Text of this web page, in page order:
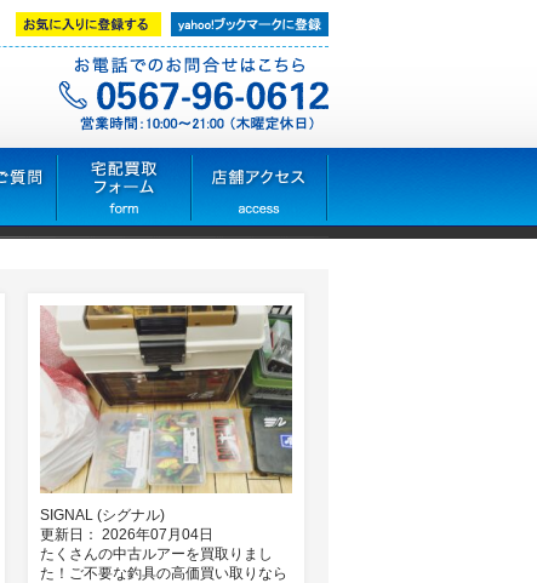
SIGNAL (シグナル)
更新日： 2026年07月04日
たくさんの中古ルアーを買取りまし
た！ご不要な釣具の高価買い取りなら